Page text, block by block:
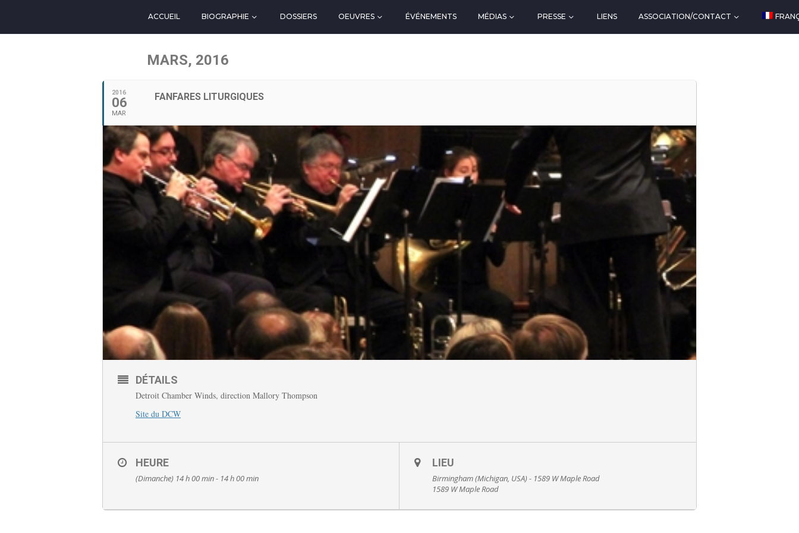
ACCUEIL BIOGRAPHIE DOSSIERS OEUVRES ÉVÉNEMENTS MÉDIAS PRESSE LIENS ASSOCIATION/CONTACT
MARS, 2016
2016
06
MAR
FANFARES LITURGIQUES
DÉTAILS
Detroit Chamber Winds, direction Mallory Thompson
Site du DCW
HEURE
(Dimanche) 14 h 00 min - 14 h 00 min
LIEU
Birmingham (Michigan, USA) - 1589 W Maple Road
1589 W Maple Road